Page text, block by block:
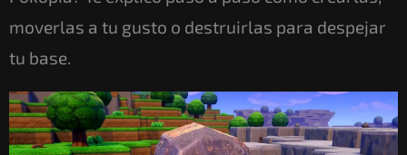
moverlas a tu gusto o destruirlas para despejar
tu base.